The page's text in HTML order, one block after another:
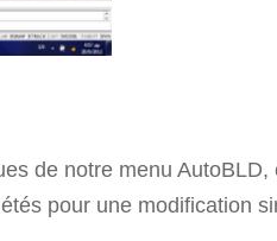
de notre menu AutoBLD,
pour une modification